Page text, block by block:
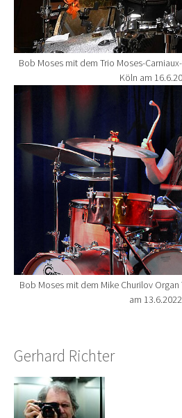
Bob Moses mit dem Trio Moses-
Köln am
Show larger version for:
Bob Moses mit dem Mike Churilov
am 13.6.2022
Gerhard Richter